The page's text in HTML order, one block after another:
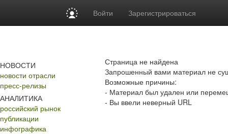
Войти Зарегистрироваться
НОВОСТИ
новости отрасли
пресс-релизы
АНАЛИТИКА
российский рынок
публикации
инфографика
Страница не найдена
Запрошенный вами материал не
Возможные причины:
- Материал был удален или
- Вы ввели неверный URL